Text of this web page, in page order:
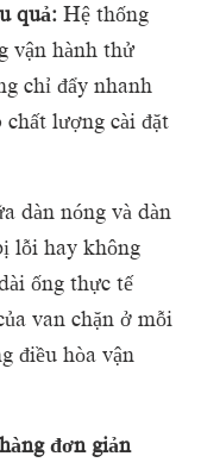
quả: Hệ thống
vận hành thử
chỉ đẩy nhanh
chất lượng cài đặt
dàn nóng và dàn
lỗi hay không
ống thực tế
van chặn ở mỗi
điều hòa vận
đơn giản